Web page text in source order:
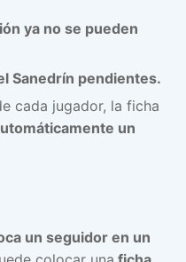
ya no se pueden
Sanedrín pendientes.
cada jugador, la ficha
un
un seguidor en un